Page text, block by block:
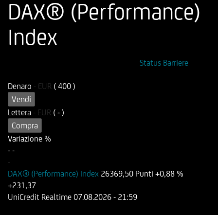
DAX® (Performance)
Index
Status Barriere
Denaro - EUR ( 400 )
Vendi
Lettera - EUR ( - )
Compra
Variazione %
- -
-
DAX® (Performance) Index 26369,50 Punti +0,88 %
+231,37
UniCredit Realtime 07.08.2026 - 21:59